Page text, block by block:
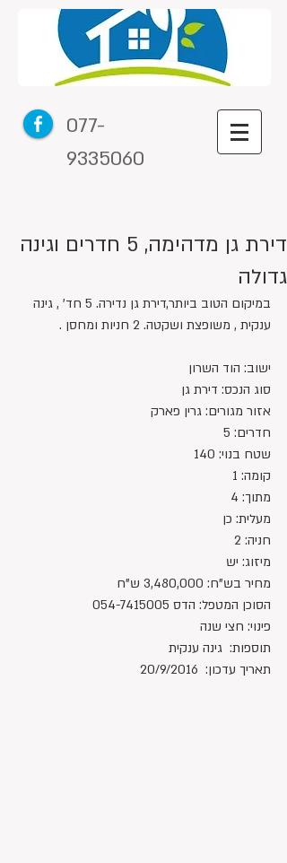
077-
9335060
דירת גן מדהימה, 5 חדרים וגינה
גדולה
במיקום הטוב ביותר,דירת גן נדירה. 5 חד' , גינה
ענקית , משופצת ושקטה. 2 חניות ומחסן .
ישוב: הוד השרון
סוג הנכס: דירת גן
אזור מגורים: גרין פארק
חדרים: 5
שטח בנוי: 140
קומה: 1
מתוך: 4
מעלית: כן
חניה: 2
מיזוג: יש
מחיר בש"ח: 3,480,000 ש"ח
הסוכן המטפל: הדס 054-7415005
פינוי: חצי שנה
תוספות:  גינה ענקית
תאריך עדכון:  20/9/2016